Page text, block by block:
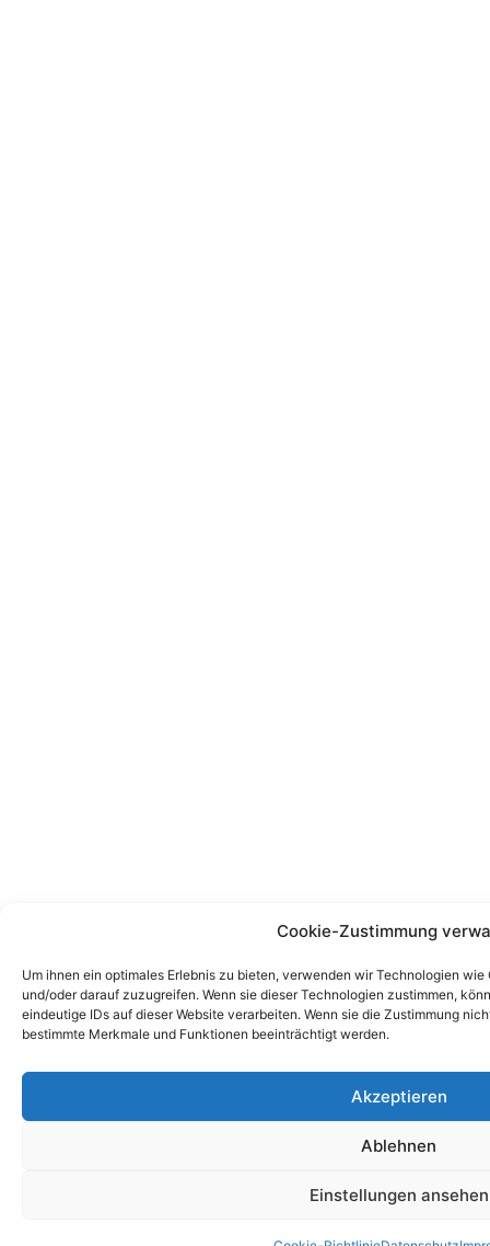
Cookie-Zustimmung
Um ihnen ein optimales Erlebnis zu bieten, verwenden wir Technologien
und/oder darauf zuzugreifen. Wenn sie dieser Technologien zustimmen,
eindeutige IDs auf dieser Website verarbeiten. Wenn sie die Zustimmung
bestimmte Merkmale und Funktionen beeinträchtigt werden.
Akzeptieren
Ablehnen
Einstellungen ansehen